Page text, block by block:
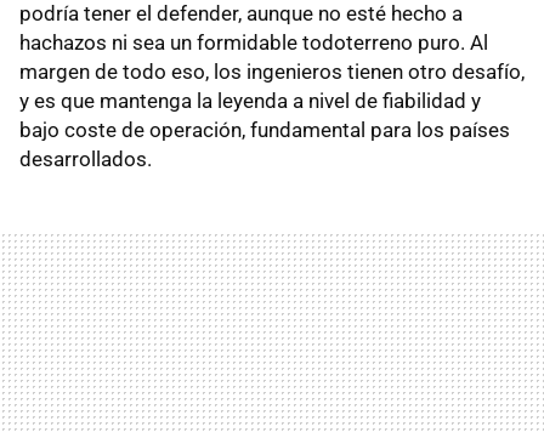
podría tener el defender, aunque no esté hecho a
hachazos ni sea un formidable todoterreno puro. Al
margen de todo eso, los ingenieros tienen otro desafío,
y es que mantenga la leyenda a nivel de fiabilidad y
bajo coste de operación, fundamental para los países
desarrollados.